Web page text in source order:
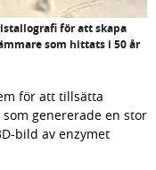
för att skapa
som hittats i 50 år
för att tillsätta
genererade en stor
bild av enzymet